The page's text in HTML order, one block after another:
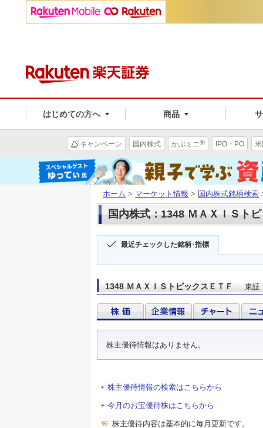
はじめての方へ 商品
キャンペーン 国内株式 かぶミニ® IPO・PO
ホーム > マーケット情報 > 国内株式銘柄検索
国内株式：1348 ＭＡＸＩＳト
最近チェックした銘柄･指標
1348 ＭＡＸＩＳトピックスＥＴＦ 東証
株主優待情報はありません。
株主優待情報の検索はこちらから
今月のお宝優待株はこちらから
※ 株主優待内容は基本的に毎月更新です。